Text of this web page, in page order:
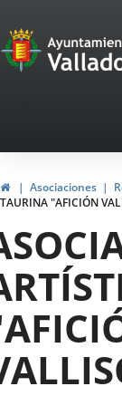
Portal
de
navegación
HomeAsociaciones
TAURINA "AFICIÓN